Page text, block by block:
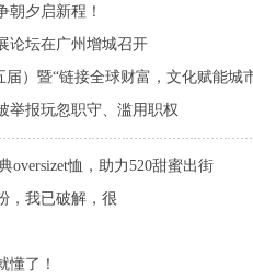
朝夕启新程！
论坛在广州增城召开
）暨“链接全球财富，文化赋能城
举报玩忽职守、滥用职权
oversizet恤，助力520甜蜜出街
，我已破解，很
懂了！